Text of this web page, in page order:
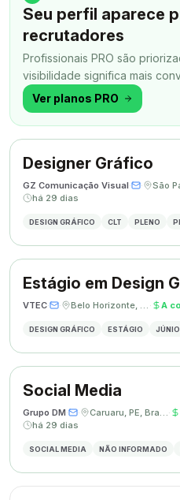
Seu perfil aparece
recrutadores
Profissionais PRO são
visibilidade significa mais
todo momento.
Ver planos PRO
Designer Gráfico
GZ Comunicação Visual· · São
há 29 dias
DESIGN GRÁFICO CLT PLENO
Estágio em Design
VTEC· · Belo Horizonte, MG · A
DESIGN GRÁFICO ESTÁGIO
Social Media
Grupo DM· · Caruaru, PE, Brasil·
há 29 dias
SOCIAL MEDIA NÃO INFORMADO